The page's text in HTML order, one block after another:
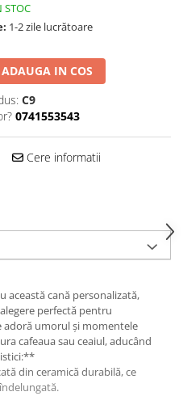
STOC
1-2 zile lucrătoare
ADAUGA IN COS
C9
0741553543
Cere informatii
această cană personalizată,
perfectă pentru
adoră umorul și momentele
cafeaua sau ceaiul, aducând
din ceramică durabilă, ce